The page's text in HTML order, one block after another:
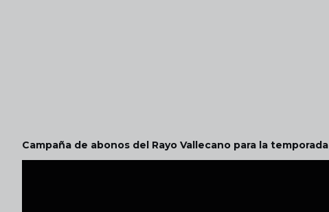
Campaña de abonos del Rayo Vallecano para la temporada